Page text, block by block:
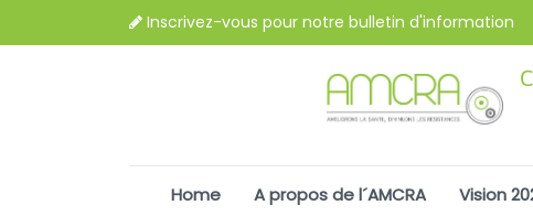
Inscrivez-vous pour notre bulletin d'information
Home A propos de l´AMCRA Vision